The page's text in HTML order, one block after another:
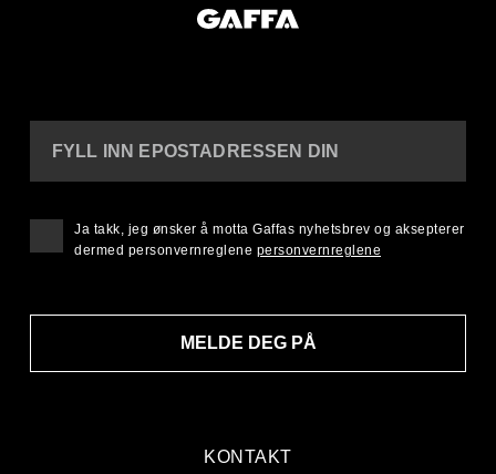
KONTAKT
FYLL INN EPOSTADRESSEN DIN
MELDE DEG PÅ
Ja takk, jeg ønsker å motta Gaffas nyhetsbrev og aksepterer
dermed personvernreglene personvernreglene